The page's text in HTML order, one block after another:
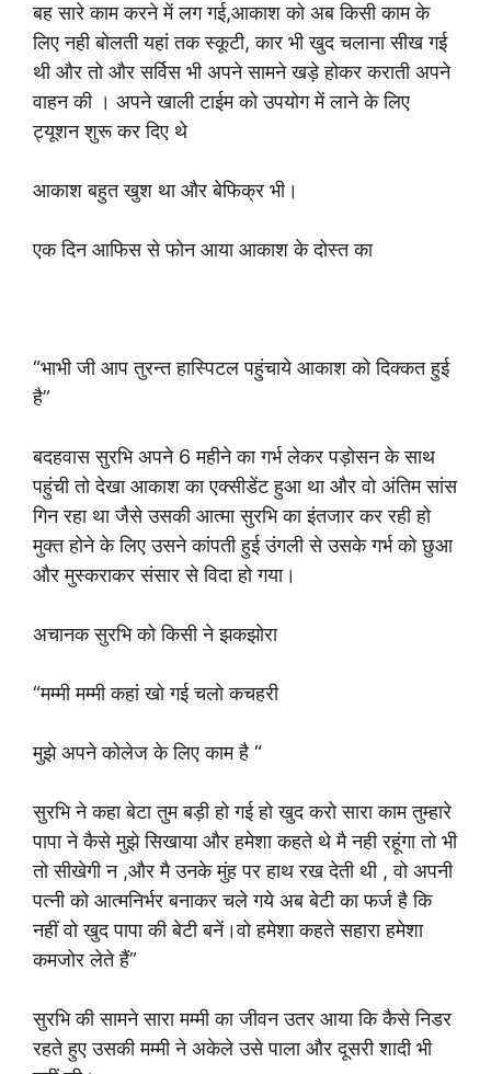
बह सारे काम करने में लग गई,आकाश को अब किसी काम के
लिए नही बोलती यहां तक स्कूटी, कार भी खुद चलाना सीख गई
थी और तो और सर्विस भी अपने सामने खड़े होकर कराती अपने
वाहन की । अपने खाली टाईम को उपयोग में लाने के लिए
ट्यूशन शुरू कर दिए थे
आकाश बहुत खुश था और बेफिक्र भी।
एक दिन आफिस से फोन आया आकाश के दोस्त का
“भाभी जी आप तुरन्त हास्पिटल पहुंचाये आकाश को दिक्कत हुई
है”
बदहवास सुरभि अपने 6 महीने का गर्भ लेकर पड़ोसन के साथ
पहुंची तो देखा आकाश का एक्सीडेंट हुआ था और वो अंतिम सांस
गिन रहा था जैसे उसकी आत्मा सुरभि का इंतजार कर रही हो
मुक्त होने के लिए उसने कांपती हुई उंगली से उसके गर्भ को छुआ
और मुस्कराकर संसार से विदा हो गया।
अचानक सुरभि को किसी ने झकझोरा
“मम्मी मम्मी कहां खो गई चलो कचहरी
मुझे अपने कोलेज के लिए काम है “
सुरभि ने कहा बेटा तुम बड़ी हो गई हो खुद करो सारा काम तुम्हारे
पापा ने कैसे मुझे सिखाया और हमेशा कहते थे मै नही रहूंगा तो भी
तो सीखेगी न ,और मै उनके मुंह पर हाथ रख देती थी , वो अपनी
पत्नी को आत्मनिर्भर बनाकर चले गये अब बेटी का फर्ज है कि
नहीं वो खुद पापा की बेटी बनें।वो हमेशा कहते सहारा हमेशा
कमजोर लेते हैं”
सुरभि की सामने सारा मम्मी का जीवन उतर आया कि कैसे निडर
रहते हुए उसकी मम्मी ने अकेले उसे पाला और दूसरी शादी भी